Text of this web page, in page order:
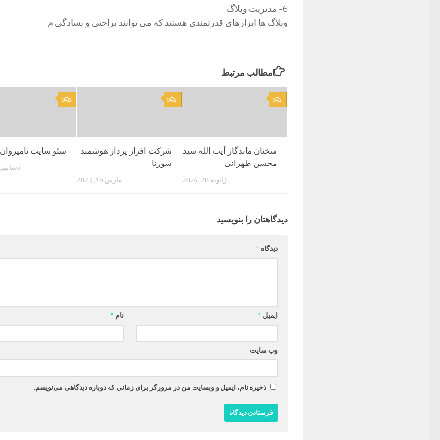
6- مدیریت وبلاگ
وبلاگ ها ابزارهای قدرتمندی هستند که می توانند براحتی و بسادگی م
مطالب مرتبط
0
سئو سایت نامیروان
دسامبر 20,
0
شرکت افراز پرداز هوشمند
سورنا
مارس 15, 2023
0
سخنان ماندگار آیت الله سید
محسن طهرانی
ژانویه 28, 2024
دیدگاهتان را بنویسید
دیدگاه *
نام* ایمیل *
وب‌ سایت
ذخیره نام، ایمیل و وبسایت من در مرورگر برای زمانی که دوباره دیدگاهی می‌نویسم.